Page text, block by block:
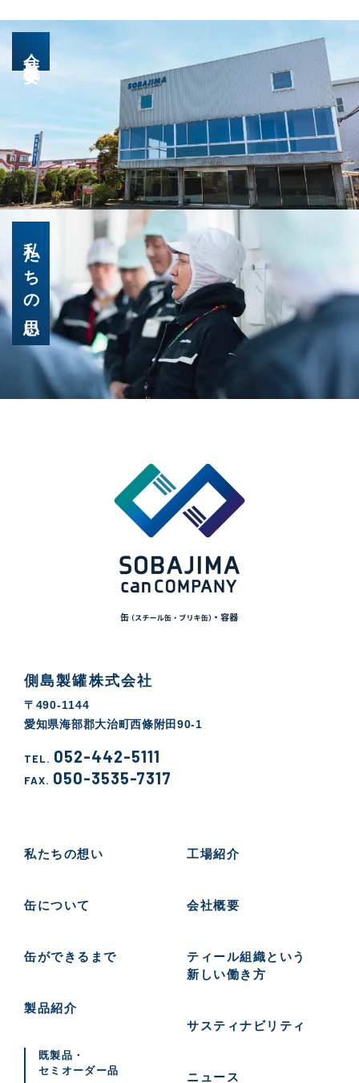
会社概要
私たちの思い
側島製罐株式会社
〒490-1144
愛知県海部郡大治町西條附田90-1
TEL. 052-442-5111
FAX. 050-3535-7317
私たちの想い
缶について
缶ができるまで
製品紹介
既製品・
セミオーダー品
工場紹介
会社概要
ティール組織という
新しい働き方
サスティナビリティ
ニュース